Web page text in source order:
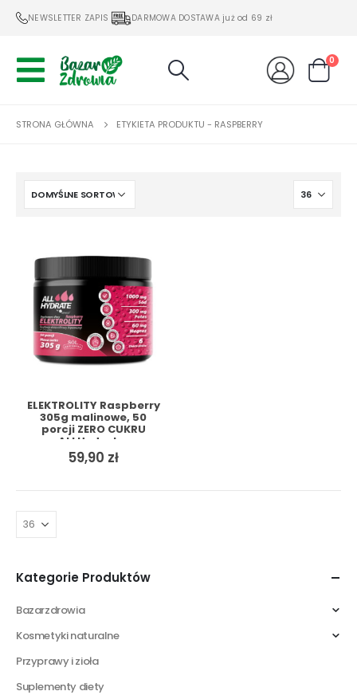
NEWSLETTER ZAPIS DARMOWA DOSTAWA już od 69 zł
0
STRONA GŁÓWNA ETYKIETA PRODUKTU - RASPBERRY
ELEKTROLITY Raspberry
305g malinowe, 50
porcji ZERO CUKRU
ALLHydrate,
59,90 zł
Kategorie Produktów
Bazarzdrowia
Kosmetyki naturalne
Przyprawy i zioła
Suplementy diety